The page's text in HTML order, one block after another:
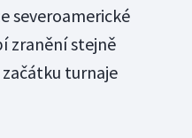
severoamerické
zranění stejně
začátku turnaje